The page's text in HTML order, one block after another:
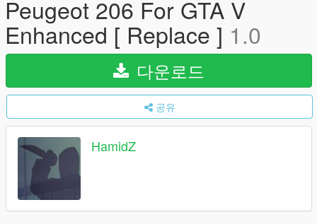
Peugeot 206 For GTA V
Enhanced [ Replace ] 1.0
다운로드
공유
HamidZ